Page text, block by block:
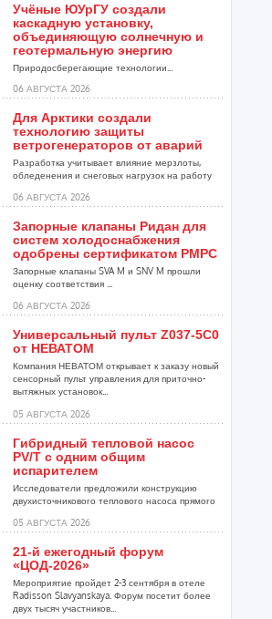
Учёные ЮУрГУ создали
каскадную установку,
объединяющую солнечную и
геотермальную энергию
Природосберегающие технологии...
06 АВГУСТА 2026
Для Арктики создали
технологию защиты
ветрогенераторов от аварий
Разработка учитывает влияние мерзлоты,
обледенения и снеговых нагрузок на работу
06 АВГУСТА 2026
Запорные клапаны Ридан для
систем холодоснабжения
одобрены сертификатом РМРС
Запорные клапаны SVA M и SNV M прошли
оценку соответствия ...
06 АВГУСТА 2026
Универсальный пульт Z037-5C0
от НЕВАТОМ
Компания НЕВАТОМ открывает к заказу новый
сенсорный пульт управления для приточно-
вытяжных установок...
05 АВГУСТА 2026
Гибридный тепловой насос
PV/T с одним общим
испарителем
Исследователи предложили конструкцию
двухисточникового теплового насоса прямого
05 АВГУСТА 2026
21-й ежегодный форум
«ЦОД-2026»
Мероприятие пройдет 2-3 сентября в отеле
Radisson Slavyanskaya. Форум посетит более
двух тысяч участников...